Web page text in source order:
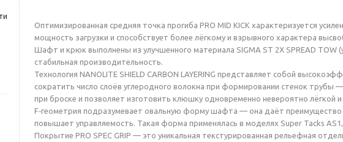
Оптимизированная средняя точка прогиба PRO MID KICK характеризуется
мощность загрузки и способствует более лёгкому и взрывного характера
Шафт и крюк выполнены из улучшенного материала SIGMA ST 2X SPREAD TOW
стабильная производительность.
Технология NANOLITE SHIELD CARBON LAYERING представляет собой
сократить число слоёв углеродного волокна при формировании стенок трубы
при броске и позволяет изготовить клюшку одновременно невероятно лёгкой и
F‑геометрия подразумевает овальную форму шафта — она даёт преимущество
повышает управляемость. Такая форма применялась в моделях Super Tacks AS1,
Покрытие PRO SPEC GRIP — это уникальная текстурированная рельефная